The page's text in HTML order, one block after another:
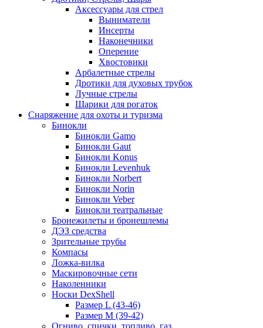
Аксессуары для стрел
Выниматели
Инсерты
Наконечники
Оперение
Хвостовики
Арбалетные стрелы
Дротики для духовых трубок
Лучные стрелы
Шарики для рогаток
Снаряжение для охоты и туризма
Бинокли
Бинокли Gamo
Бинокли Gaut
Бинокли Konus
Бинокли Levenhuk
Бинокли Norbert
Бинокли Norin
Бинокли Veber
Бинокли театральные
Бронежилеты и бронешлемы
ДЭЗ средства
Зрительные трубы
Компасы
Ложка-вилка
Маскировочные сети
Наколенники
Носки DexShell
Размер L (43-46)
Размер M (39-42)
Огниво, спички, топливо, газ